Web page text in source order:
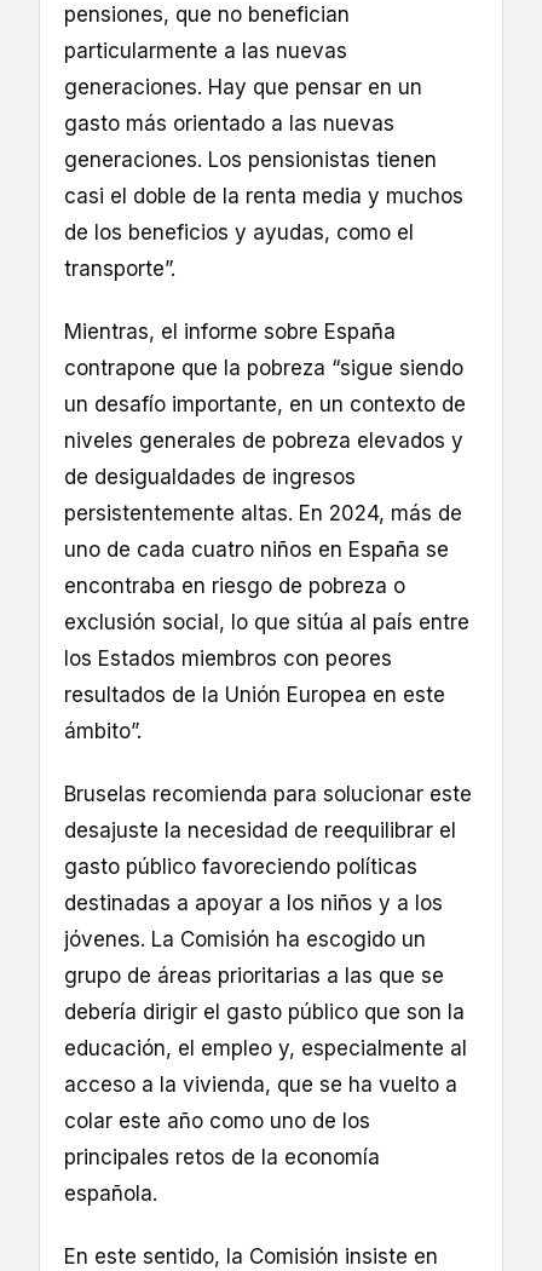
pensiones, que no benefician
particularmente a las nuevas
generaciones. Hay que pensar en un
gasto más orientado a las nuevas
generaciones. Los pensionistas tienen
casi el doble de la renta media y muchos
de los beneficios y ayudas, como el
transporte”.
Mientras, el informe sobre España
contrapone que la pobreza “sigue siendo
un desafío importante, en un contexto de
niveles generales de pobreza elevados y
de desigualdades de ingresos
persistentemente altas. En 2024, más de
uno de cada cuatro niños en España se
encontraba en riesgo de pobreza o
exclusión social, lo que sitúa al país entre
los Estados miembros con peores
resultados de la Unión Europea en este
ámbito”.
Bruselas recomienda para solucionar este
desajuste la necesidad de reequilibrar el
gasto público favoreciendo políticas
destinadas a apoyar a los niños y a los
jóvenes. La Comisión ha escogido un
grupo de áreas prioritarias a las que se
debería dirigir el gasto público que son la
educación, el empleo y, especialmente al
acceso a la vivienda, que se ha vuelto a
colar este año como uno de los
principales retos de la economía
española.
En este sentido, la Comisión insiste en